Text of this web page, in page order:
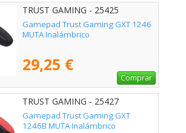
TRUST GAMING - 25425
Gamepad Trust Gaming GXT 1246
MUTA Inalámbrico
29,25 €
Comprar
TRUST GAMING - 25427
Gamepad Trust Gaming GXT
1246B MUTA Inalámbrico